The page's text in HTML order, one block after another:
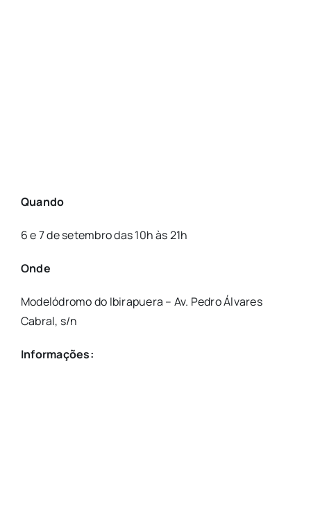
Quando
6 e 7 de setembro das 10h às 21h
Onde
Modelódromo do Ibirapuera – Av. Pedro Álvares
Cabral, s/n
Informações: